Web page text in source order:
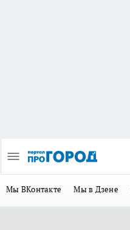
Мы ВКонтакте Мы в Дзене